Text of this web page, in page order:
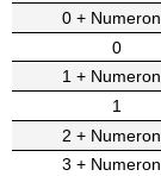
0 +
0
1 +
1
2 +
3 +